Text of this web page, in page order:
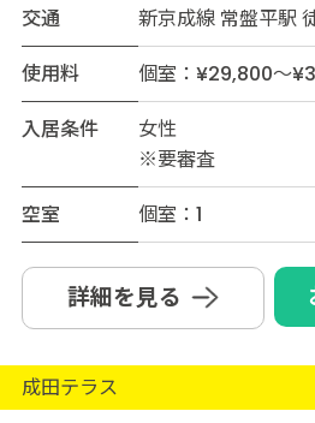
交通
新京成線 常盤平駅
使用料
個室：¥29,800～
入居条件
女性
※要審査
空室
個室：1
詳細を見る
成田テラス